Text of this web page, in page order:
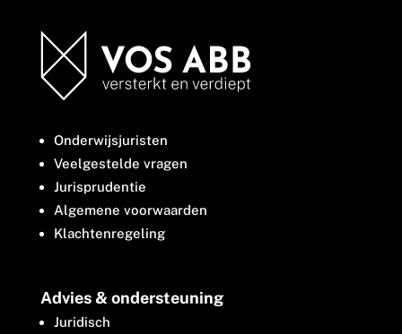
Onderwijsjuristen
Veelgestelde vragen
Jurisprudentie
Algemene voorwaarden
Klachtenregeling
Advies & ondersteuning
Juridisch